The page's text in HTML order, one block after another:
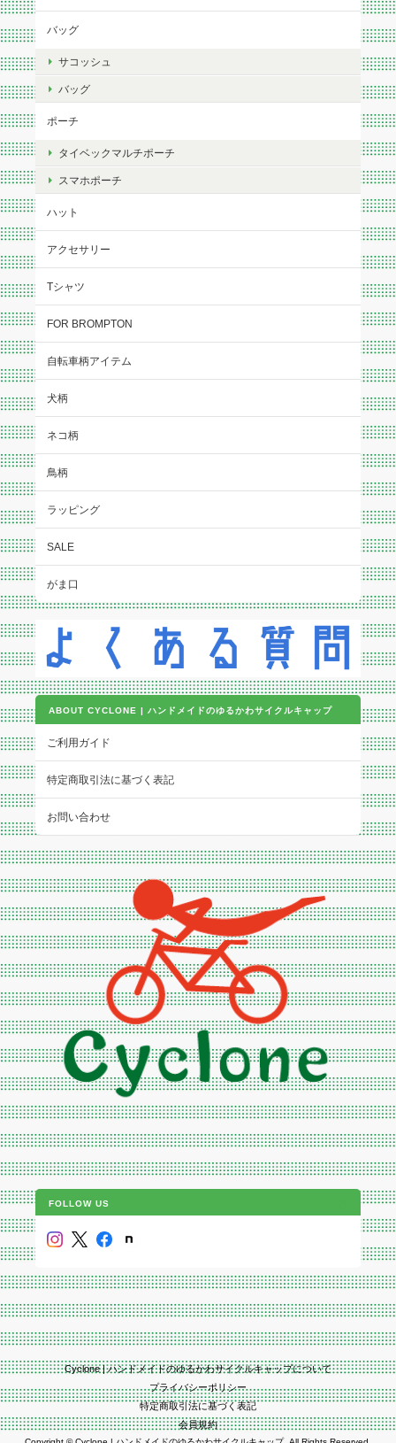
バッグ
サコッシュ
バッグ
ポーチ
タイベックマルチポーチ
スマホポーチ
ハット
アクセサリー
Tシャツ
FOR BROMPTON
自転車柄アイテム
犬柄
ネコ柄
鳥柄
ラッピング
SALE
がま口
ABOUT CYCLONE | ハンドメイドのゆるかわサイクルキャップ
ご利用ガイド
特定商取引法に基づく表記
お問い合わせ
FOLLOW US
Cyclone | ハンドメイドのゆるかわサイクルキャップについて
プライバシーポリシー
特定商取引法に基づく表記
会員規約